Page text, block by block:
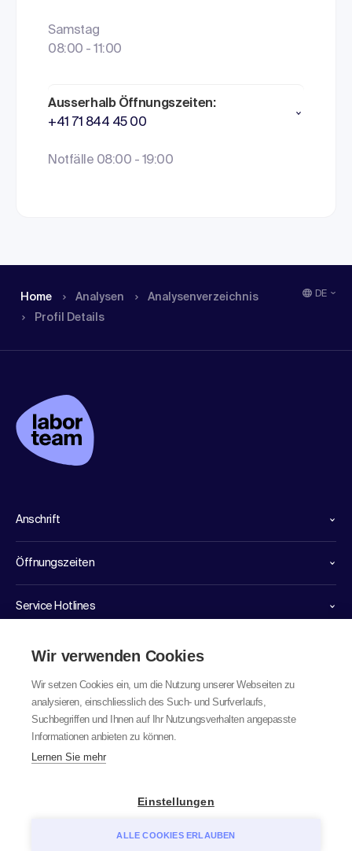
Samstag
08:00 - 11:00
Ausserhalb Öffnungszeiten:
+41 71 844 45 00
Notfälle 08:00 - 19:00
Home Analysen
Analysen­verzeichnis
Profil Details
DE
Anschrift
Öffnungszeiten
Service Hotlines
LinksWir verwenden Cookies
Wir setzen Cookies ein, um die Nutzung unserer Webseiten zu
analysieren, einschliesslich des Such- und Surfverlaufs,
Suchbegriffen und Ihnen auf Ihr Nutzungsverhalten angepasste
Informationen anbieten zu können.
Lernen Sie mehr
Einstellungen
ALLE COOKIES ERLAUBEN